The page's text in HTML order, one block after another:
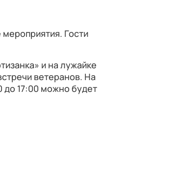
Гости
и на лужайке
ветеранов. На
до 17:00 можно будет